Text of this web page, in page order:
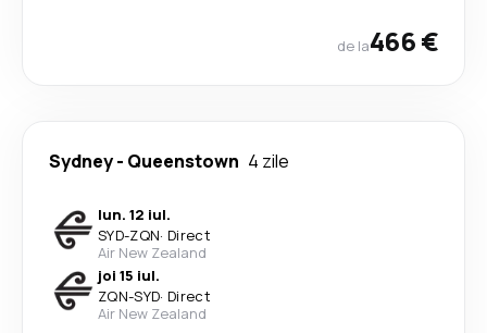
de la466 €
Sydney- Queenstown 4 zile
lun. 12 iul.
SYD-ZQN· Direct
Air New Zealand
joi 15 iul.
ZQN-SYD· Direct
Air New Zealand